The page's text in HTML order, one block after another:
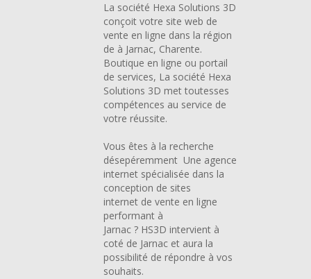
La société Hexa Solutions 3D
conçoit votre site web de
vente en ligne dans la région
de à Jarnac, Charente.
Boutique en ligne ou portail
de services, La société Hexa
Solutions 3D met toutesses
compétences au service de
votre réussite.
Vous êtes à la recherche
désepéremment Une agence
internet spécialisée dans la
conception de sites
internet de vente en ligne
performant à
Jarnac ? HS3D intervient à
coté de Jarnac et aura la
possibilité de répondre à vos
souhaits.